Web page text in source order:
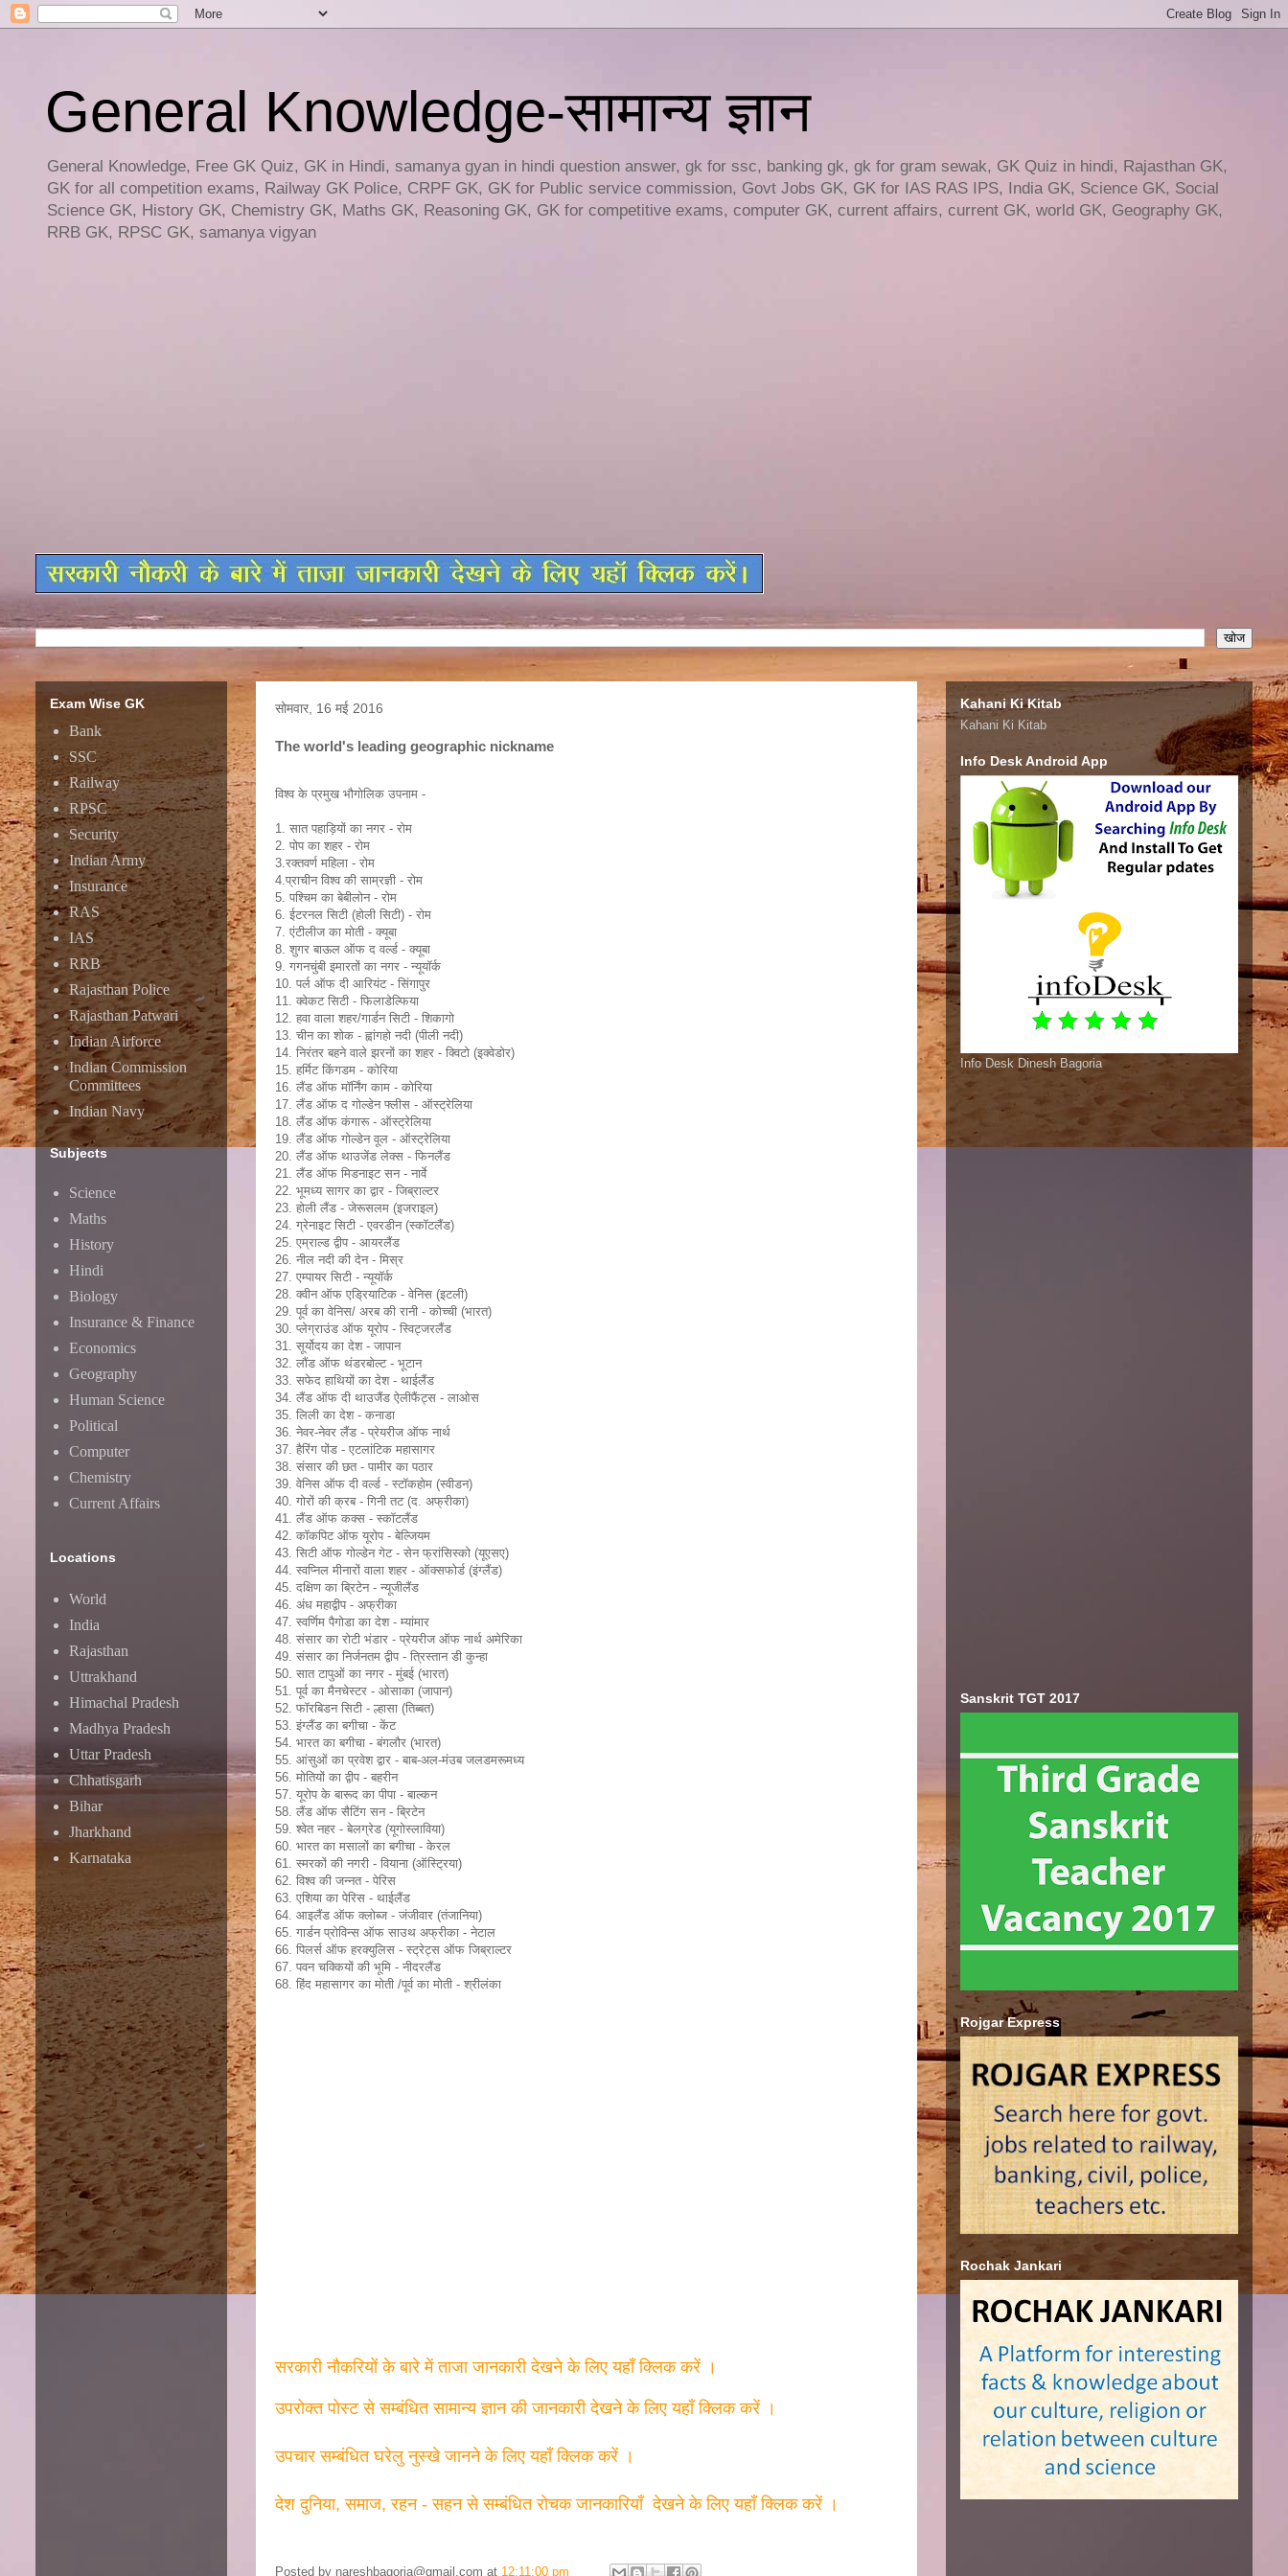
General Knowledge-सामान्य ज्ञान
General Knowledge, Free GK Quiz, GK in Hindi, samanya gyan in hindi question answer, gk for ssc, banking gk, gk for gram sewak, GK Quiz in hindi, Rajasthan GK,
GK for all competition exams, Railway GK Police, CRPF GK, GK for Public service commission, Govt Jobs GK, GK for IAS RAS IPS, India GK, Science GK, Social
Science GK, History GK, Chemistry GK, Maths GK, Reasoning GK, GK for competitive exams, computer GK, current affairs, current GK, world GK, Geography GK,
RRB GK, RPSC GK, samanya vigyan
सोमवार, 16 मई 2016
The world's leading geographic nickname
विश्व के प्रमुख भौगोलिक उपनाम -
1. सात पहाड़ियों का नगर - रोम
2. पोप का शहर - रोम
3.रक्तवर्ण महिला - रोम
4.प्राचीन विश्व की साम्रज्ञी - रोम
5. पश्चिम का बेबीलोन - रोम
6. ईटरनल सिटी (होली सिटी) - रोम
7. एंटीलीज का मोती - क्यूबा
8. शुगर बाऊल ऑफ द वर्ल्ड - क्यूबा
9. गगनचुंबी इमारतों का नगर - न्यूयॉर्क
10. पर्ल ऑफ दी आरियंट - सिंगापुर
11. क्वेकट सिटी - फिलाडेल्फिया
12. हवा वाला शहर/गार्डन सिटी - शिकागो
13. चीन का शोक - ह्वांगहो नदी (पीली नदी)
14. निरंतर बहने वाले झरनों का शहर - क्विटो (इक्वेडोर)
15. हर्मिट किंगडम - कोरिया
16. लैंड ऑफ मॉर्निंग काम - कोरिया
17. लैंड ऑफ द गोल्डेन फ्लीस - ऑस्ट्रेलिया
18. लैंड ऑफ कंगारू - ऑस्ट्रेलिया
19. लैंड ऑफ गोल्डेन वूल - ऑस्ट्रेलिया
20. लैंड ऑफ थाउजेंड लेक्स - फिनलैंड
21. लैंड ऑफ मिडनाइट सन - नार्वे
22. भूमध्य सागर का द्वार - जिब्राल्टर
23. होली लैंड - जेरूसलम (इजराइल)
24. ग्रेनाइट सिटी - एवरडीन (स्कॉटलैंड)
25. एम्राल्ड द्वीप - आयरलैंड
26. नील नदी की देन - मिस्र
27. एम्पायर सिटी - न्यूयॉर्क
28. क्वीन ऑफ एड्रियाटिक - वेनिस (इटली)
29. पूर्व का वेनिस/ अरब की रानी - कोच्ची (भारत)
30. प्लेग्राउंड ऑफ यूरोप - स्विट्जरलैंड
31. सूर्योदय का देश - जापान
32. लौंड ऑफ थंडरबोल्ट - भूटान
33. सफेद हाथियों का देश - थाईलैंड
34. लैंड ऑफ दी थाउजैंड ऐलीफैंट्स - लाओस
35. लिली का देश - कनाडा
36. नेवर-नेवर लैंड - प्रेयरीज ऑफ नार्थ
37. हैरिंग पोंड - एटलांटिक महासागर
38. संसार की छत - पामीर का पठार
39. वेनिस ऑफ दी वर्ल्ड - स्टॉकहोम (स्वीडन)
40. गोरों की क्रब - गिनी तट (द. अफ्रीका)
41. लैंड ऑफ कक्स - स्कॉटलैंड
42. कॉकपिट ऑफ यूरोप - बेल्जियम
43. सिटी ऑफ गोल्डेन गेट - सेन फ्रांसिस्को (यूएसए)
44. स्वप्निल मीनारों वाला शहर - ऑक्सफोर्ड (इंग्लैंड)
45. दक्षिण का ब्रिटेन - न्यूजीलैंड
46. अंध महाद्वीप - अफ्रीका
47. स्वर्णिम पैगोडा का देश - म्यांमार
48. संसार का रोटी भंडार - प्रेयरीज ऑफ नार्थ अमेरिका
49. संसार का निर्जनतम द्वीप - त्रिस्तान डी कुन्हा
50. सात टापुओं का नगर - मुंबई (भारत)
51. पूर्व का मैनचेस्टर - ओसाका (जापान)
52. फॉरबिडन सिटी - ल्हासा (तिब्बत)
53. इंग्लैंड का बगीचा - केंट
54. भारत का बगीचा - बंगलौर (भारत)
55. आंसुओं का प्रवेश द्वार - बाब-अल-मंउब जलडमरूमध्य
56. मोतियों का द्वीप - बहरीन
57. यूरोप के बारूद का पीपा - बाल्कन
58. लैंड ऑफ सैटिंग सन - ब्रिटेन
59. श्वेत नहर - बेलग्रेड (यूगोस्लाविया)
60. भारत का मसालों का बगीचा - केरल
61. स्मरकों की नगरी - वियाना (ऑस्ट्रिया)
62. विश्व की जन्नत - पेरिस
63. एशिया का पेरिस - थाईलैंड
64. आइलैंड ऑफ क्लोब्ज - जंजीवार (तंजानिया)
65. गार्डन प्रोविन्स ऑफ साउथ अफ्रीका - नेटाल
66. पिलर्स ऑफ हरक्युलिस - स्ट्रेट्स ऑफ जिब्राल्टर
67. पवन चक्कियों की भूमि - नीदरलैंड
68. हिंद महासागर का मोती /पूर्व का मोती - श्रीलंका
सरकारी नौकरियों के बारे में ताजा जानकारी देखने के लिए यहाँ क्लिक करें ।
उपरोक्त पोस्ट से सम्बंधित सामान्य ज्ञान की जानकारी देखने के लिए यहाँ क्लिक करें ।
उपचार सम्बंधित घरेलु नुस्खे जानने के लिए यहाँ क्लिक करें ।
देश दुनिया, समाज, रहन - सहन से सम्बंधित रोचक जानकारियाँ देखने के लिए यहाँ क्लिक करें ।
Posted by nareshbagoria@gmail.com at 12:11:00 pm
Exam Wise GK
Bank
SSC
Railway
RPSC
Security
Indian Army
Insurance
RAS
IAS
RRB
Rajasthan Police
Rajasthan Patwari
Indian Airforce
Indian Commission
Committees
Indian Navy
Subjects
Science
Maths
History
Hindi
Biology
Insurance & Finance
Economics
Geography
Human Science
Political
Computer
Chemistry
Current Affairs
Locations
World
India
Rajasthan
Uttrakhand
Himachal Pradesh
Madhya Pradesh
Uttar Pradesh
Chhatisgarh
Bihar
Jharkhand
Karnataka
Kahani Ki Kitab
Kahani Ki Kitab
Info Desk Android App
Info Desk Dinesh Bagoria
Sanskrit TGT 2017
Rojgar Express
Rochak Jankari